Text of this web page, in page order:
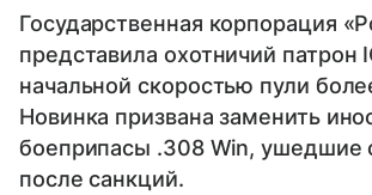
Государственная корпорация
представила охотничий патрон
начальной скоростью пули
Новинка призвана заменить
боеприпасы .308 Win, ушедшие
после санкций.